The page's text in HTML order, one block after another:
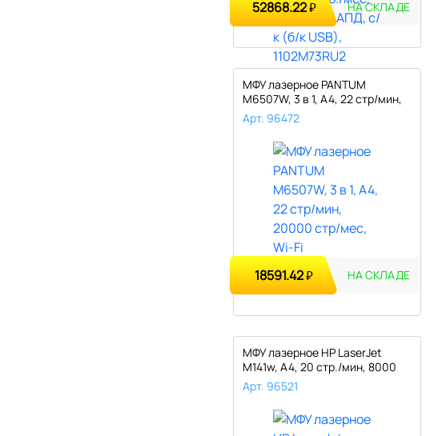
52868.22₽ НА СКЛАДЕ
МФУ лазерное PANTUM
M6507W, 3 в 1, А4, 22 стр/мин,
2000..
Арт. 96472
18591.42₽ НА СКЛАДЕ
МФУ лазерное HP LaserJet
M141w, А4, 20 стр./мин, 8000
с..
Арт. 96521